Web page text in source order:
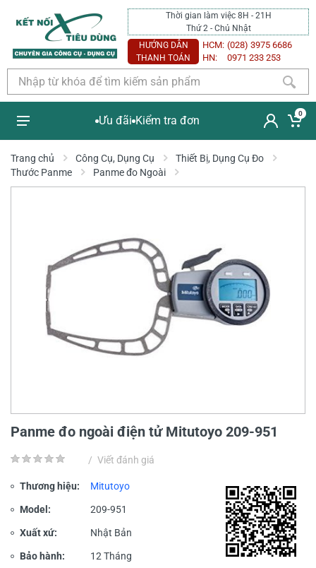
Thời gian làm việc 8H - 21H
Thứ 2 - Chủ Nhật
HƯỚNG DẪN
THANH TOÁN
HCM: (028) 3975 6686
HN:
0971 233 253
Ưu đãi Kiểm tra đơn
0
Trang chủ Công Cụ, Dụng Cụ
Thiết Bị, Dụng Cụ Đo
Thước Panme
Panme đo Ngoài
Panme đo ngoài điện tử Mitutoyo 209-951
/ Viết đánh giá
Thương hiệu: Mitutoyo
Model: 209-951
Xuất xứ: Nhật Bản
Bảo hành: 12 Tháng